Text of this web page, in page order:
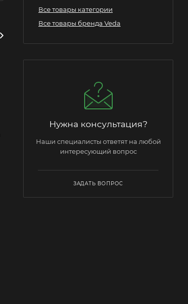
Все товары категории
Все товары бренда Veda
Нужна консультация?
Наши специалисты ответят на любой
интересующий вопрос
ЗАДАТЬ ВОПРОС